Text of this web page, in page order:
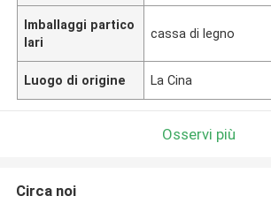
Imballaggi partico
lari
cassa di legno
Luogo di origine La Cina
Osservi più
Circa noi